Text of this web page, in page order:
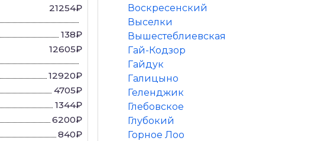
21254₽
138₽
12605₽
12920₽
4705₽
1344₽
6200₽
840₽
Воскресенский
Выселки
Вышестеблиевская
Гай-Кодзор
Гайдук
Галицыно
Геленджик
Глебовское
Глубокий
Горное Лоо